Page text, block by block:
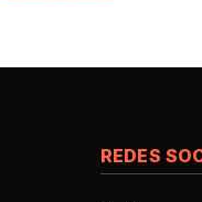
REDES